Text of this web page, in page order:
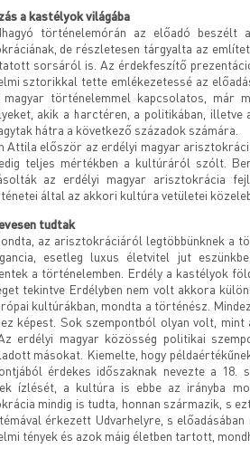
a kastélyok világába
történelemórán az előadó beszélt
de részletesen tárgyalta az
sorsáról is. Az érdekfeszítő
sztorikkal tette emlékezetessé az
magyar történelemmel kapcsolatos, már
akik a harctéren, a politikában,
hátra a következő századok számára.
Attila először az erdélyi magyar
teljes mértékben a kultúráról szólt.
az erdélyi magyar arisztokrácia
által az akkori kultúra vetületei
tudtak
az arisztokráciáról legtöbbünknek a
esetleg luxus életvitel jut
a történelemben. Erdély a kastélyok
tekintve Erdélyben nem volt akkora
kultúrákban, mondta a történész.
képest. Sok szempontból olyan volt,
erdélyi magyar közösség politikai
másokat. Kiemelte, hogy
érdekes időszaknak nevezte a
ízlését, a kultúra is ebbe az irányba
mindig is tudta, honnan származik, s
érkezett Udvarhelyre, s
tények és azok máig életben tartott,